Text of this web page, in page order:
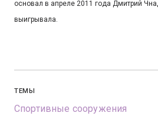
основал в апреле 2011 года Дмитрий
выигрывала.
ТЕМЫ
Спортивные сооружения